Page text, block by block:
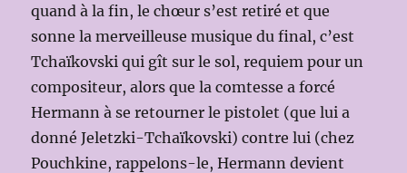
quand à la fin, le chœur s’est retiré et que
sonne la merveilleuse musique du final, c’est
Tchaïkovski qui gît sur le sol, requiem pour un
compositeur, alors que la comtesse a forcé
Hermann à se retourner le pistolet (que lui a
donné Jeletzki-Tchaïkovski) contre lui (chez
Pouchkine, rappelons-le, Hermann devient